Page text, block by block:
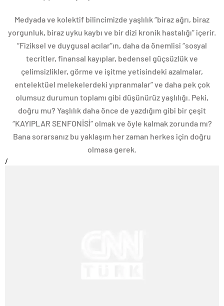
Medyada ve kolektif bilincimizde yaşlılık “biraz ağrı, biraz
yorgunluk, biraz uyku kaybı ve bir dizi kronik hastalığı” içerir.
“Fiziksel ve duygusal acılar”ın, daha da önemlisi “sosyal
tecritler, finansal kayıplar, bedensel güçsüzlük ve
çelimsizlikler, görme ve işitme yetisindeki azalmalar,
entelektüel melekelerdeki yıpranmalar” ve daha pek çok
olumsuz durumun toplamı gibi düşünürüz yaşlılığı. Peki,
doğru mu? Yaşlılık daha önce de yazdığım gibi bir çeşit
“KAYIPLAR SENFONİSİ” olmak ve öyle kalmak zorunda mı?
Bana sorarsanız bu yaklaşım her zaman herkes için doğru
olmasa gerek.
/